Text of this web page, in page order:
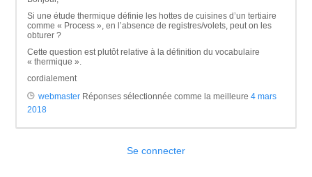
Si une étude thermique définie les hottes de cuisines d’un tertiaire
comme « Process », en l’absence de registres/volets, peut on les
obturer ?
Cette question est plutôt relative à la définition du vocabulaire
« thermique ».
cordialement
webmaster Réponses sélectionnée comme la meilleure4 mars
2018
Se connecter